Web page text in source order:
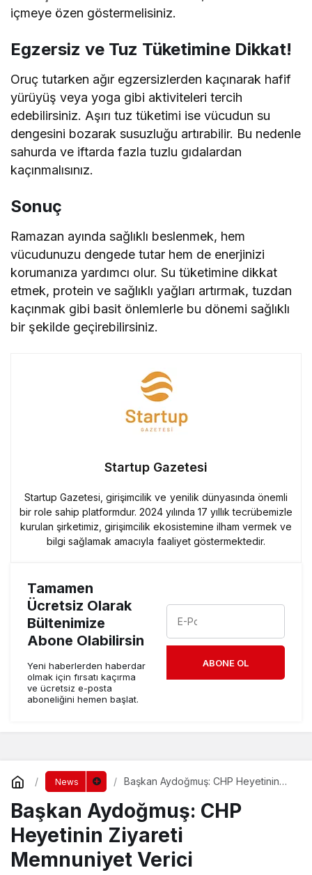
içmeye özen göstermelisiniz.
Egzersiz ve Tuz Tüketimine Dikkat!
Oruç tutarken ağır egzersizlerden kaçınarak hafif
yürüyüş veya yoga gibi aktiviteleri tercih
edebilirsiniz. Aşırı tuz tüketimi ise vücudun su
dengesini bozarak susuzluğu artırabilir. Bu nedenle
sahurda ve iftarda fazla tuzlu gıdalardan
kaçınmalısınız.
Sonuç
Ramazan ayında sağlıklı beslenmek, hem
vücudunuzu dengede tutar hem de enerjinizi
korumanıza yardımcı olur. Su tüketimine dikkat
etmek, protein ve sağlıklı yağları artırmak, tuzdan
kaçınmak gibi basit önlemlerle bu dönemi sağlıklı
bir şekilde geçirebilirsiniz.
Startup Gazetesi
Startup Gazetesi, girişimcilik ve yenilik dünyasında önemli
bir role sahip platformdur. 2024 yılında 17 yıllık tecrübemizle
kurulan şirketimiz, girişimcilik ekosistemine ilham vermek ve
bilgi sağlamak amacıyla faaliyet göstermektedir.
Tamamen
Ücretsiz Olarak
Bültenimize
Abone Olabilirsin
Yeni haberlerden haberdar
olmak için fırsatı kaçırma
ve ücretsiz e-posta
aboneliğini hemen başlat.
ABONE OL
News
Başkan Aydoğmuş: CHP Heyetinin
Başkan Aydoğmuş: CHP
Heyetinin Ziyareti
Memnuniyet Verici